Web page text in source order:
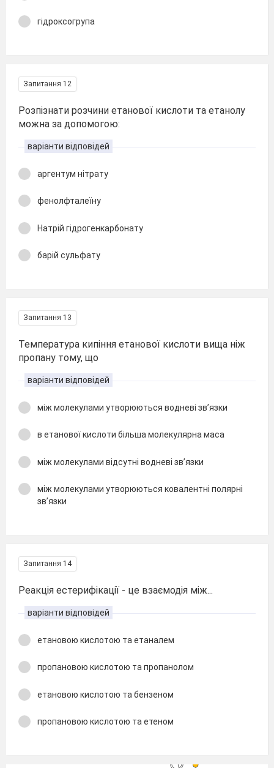
гідроксогрупа
Запитання 12
Розпізнати розчини етанової кислоти та етанолу
можна за допомогою:
варіанти відповідей
аргентум нітрату
фенолфталеїну
Натрій гідрогенкарбонату
барій сульфату
Запитання 13
Температура кипіння етанової кислоти вища ніж
пропану тому, що
варіанти відповідей
між молекулами утворюються водневі зв’язки
в етанової кислоти більша молекулярна маса
між молекулами відсутні водневі зв’язки
між молекулами утворюються ковалентні полярні
зв’язки
Запитання 14
Реакція естерифікації - це взаємодія між...
варіанти відповідей
етановою кислотою та етаналем
пропановою кислотою та пропанолом
етановою кислотою та бензеном
пропановою кислотою та етеном